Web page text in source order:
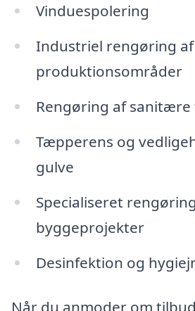
Vinduespolering
Industriel rengøring af
produktionsområder
Rengøring af
Tæpperens og
gulve
Specialiseret
byggeprojekter
Desinfektion og
Når du anmoder om